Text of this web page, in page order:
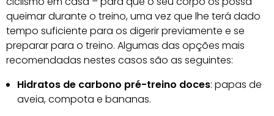
queimar durante o treino, uma vez que lhe terá dado
tempo suficiente para os digerir previamente e se
preparar para o treino. Algumas das opções mais
recomendadas nestes casos são as seguintes:
Hidratos de carbono pré-treino doces: papas de
aveia, compota e bananas.